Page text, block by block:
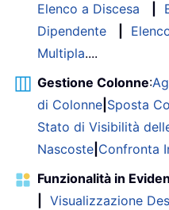
Elenco a Discesa
Dipendente
Multipla....
Gestione Colonne:
di Colonne Sposta
Stato di Visibilità
Nascoste Confronta
Funzionalità in
Visualizzazione